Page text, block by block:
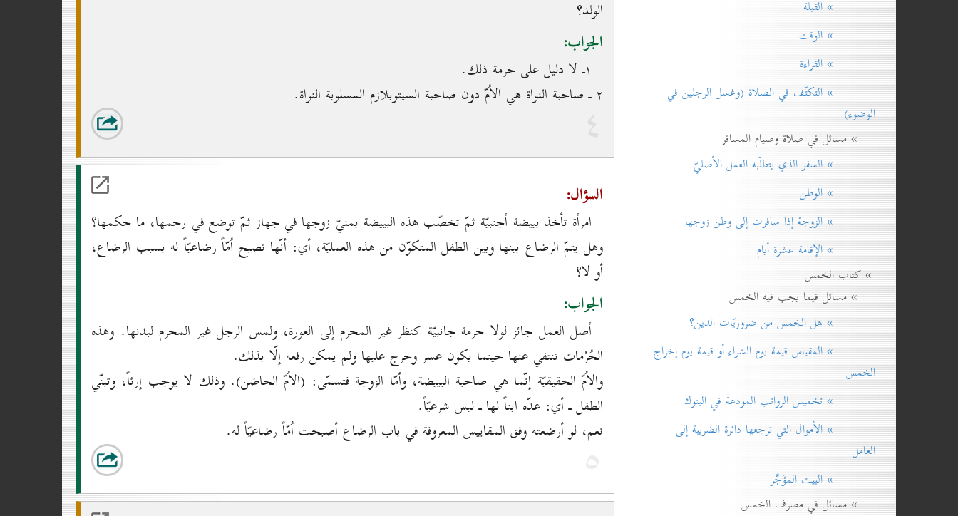
الولد؟
الجواب:
۱ـ لا دليل على حرمة ذلك.
۲ ـ صاحبة النواة هي الاُمّ دون صاحبة السيتوبلازم المسلوبة النواة.٤
السؤال:
امرأة تأخذ بييضة أجنبيّة ثمّ تخصّب هذه البييضة بمنيّ زوجها في جهاز ثمّ توضع في رحمها، ما حكمها؟
وهل يتمّ الرضاع بينها وبين الطفل المتكوّن من هذه العمليّة، أي: أنّها تصبح اُمّاً رضاعيّاً له بسبب الرضاع،
أو لا؟
الجواب:
أصل العمل جائز لولا حرمة جانبيّة كنظر غير المحرم إلى العورة، ولمس الرجل غير المحرم لبدنها. وهذه
الحُرُمات تنتفي عنها حينما يكون عسر وحرج عليها ولم يمكن رفعه إلّا بذلك.
والاُمّ الحقيقيّة إنّما هي صاحبة البييضة، وأمّا الزوجة فتسمّى: (الاُمّ الحاضن). وذلك لا يوجب إرثاً، وتبنّي
الطفل ـ أي: عدّه ابناً لها ـ ليس شرعيّاً.
نعم، لو أرضعته وفق المقاييس المعروفة في باب الرضاع أصبحت اُمّاً رضاعيّاً له.
٥
» القبلة
» الوقت
» القراءة
» التكتّف في الصلاة (وغسل الرجلين في
الوضوء)
» مسائل في صلاة وصيام المسافر
» السفر الذي يتطلّبه العمل الأصليّ
» الوطن
» الزوجة إذا سافرت إلی وطن زوجها
» الإقامة عشرة أيام
» كتاب الخمس
» مسائل فيما يجب فيه الخمس
» هل الخمس من ضروريّات الدين؟
» المقياس قيمة يوم الشراء أو قيمة يوم إخراج
الخمس
» تخميس الرواتب المودعة في البنوك
» الأموال التي ترجعها دائرة الضريبة إلی
العامل
» البيت المؤَجَّر
» مسائل في مصرف الخمس